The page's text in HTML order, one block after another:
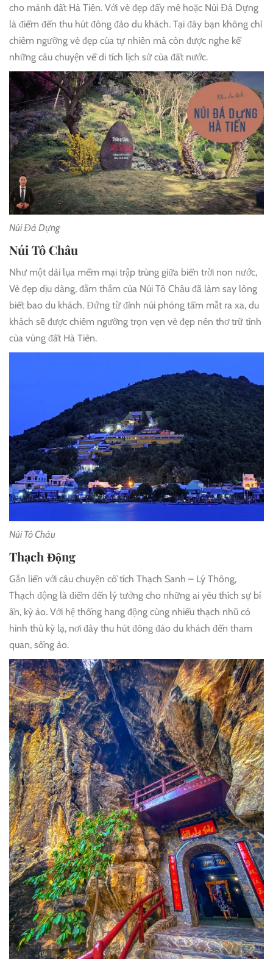
cho mảnh đất Hà Tiên. Với vẻ đẹp đầy mê hoặc Núi Đá Dựng
là điểm đến thu hút đông đảo du khách. Tại đây bạn không chỉ
chiêm ngưỡng vẻ đẹp của tự nhiên mà còn được nghe kể
những câu chuyện về di tích lịch sử của đất nước.
Núi Đá Dựng
Núi Tô Châu
Như một dải lụa mềm mại trập trùng giữa biển trời non nước,
Vẻ đẹp dịu dàng, đằm thắm của Núi Tô Châu đã làm say lòng
biết bao du khách. Đứng từ đỉnh núi phóng tầm mắt ra xa, du
khách sẽ được chiêm ngưỡng trọn vẹn vẻ đẹp nên thơ trữ tình
của vùng đất Hà Tiên.
Núi Tô Châu
Thạch Động
Gắn liền với câu chuyện cổ tích Thạch Sanh – Lý Thông,
Thạch động là điểm đến lý tưởng cho những ai yêu thích sự bí
ẩn, kỳ ảo. Với hệ thống hang động cùng nhiều thạch nhũ có
hình thù kỳ lạ, nơi đây thu hút đông đảo du khách đến tham
quan, sống ảo.